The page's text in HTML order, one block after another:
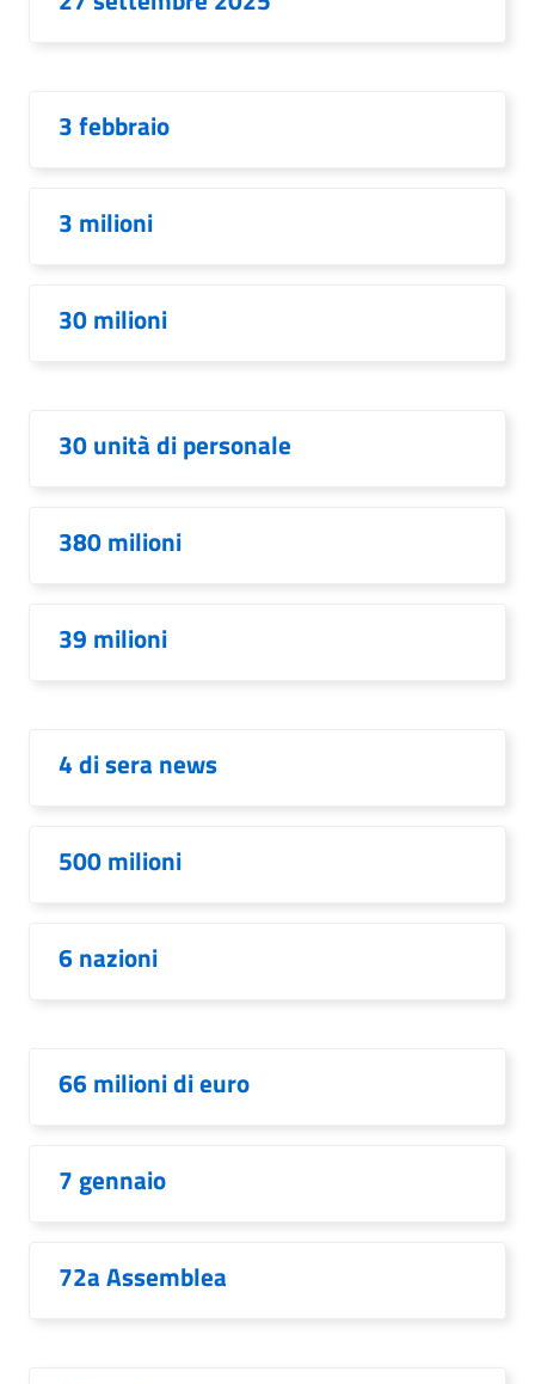
3 febbraio
3 milioni
30 milioni
30 unità di personale
380 milioni
39 milioni
4 di sera news
500 milioni
6 nazioni
66 milioni di euro
7 gennaio
72a Assemblea